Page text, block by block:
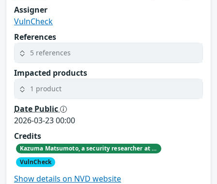
Assigner
VulnCheck
References
5 references
Impacted products
1 product
Date Public
2026-03-23 00:00
Credits
Kazuma Matsumoto, a security researcher at GMO Cybersecurity by IERAE, Inc.
VulnCheck
Show details on NVD website